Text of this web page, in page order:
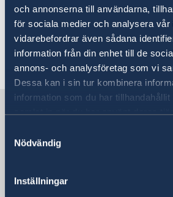
och annonserna till användarna,
för sociala medier och analysera vår
vidarebefordrar även sådana
information från din enhet till de
annons- och analysföretag som vi
Dessa kan i sin tur kombinera
information som du har
samlat in när du har använt deras
Nödvändig
Inställningar
Nya statsråd på
Utrikesdepartementet
1 2 »
Sverige i
Sveriges ambassad
Besöksadress